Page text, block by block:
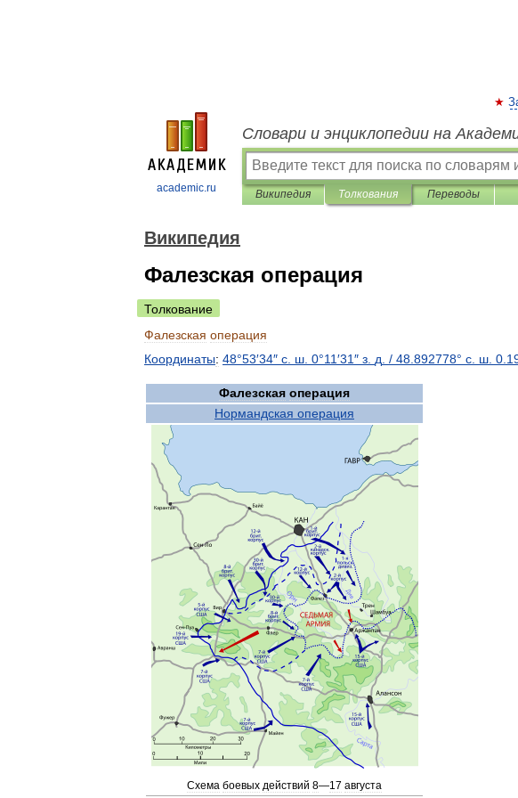
academic.ru
Словари и энциклопедии на
Википедия Толкования Переводы
Википедия
Фалезская операция
Толкование
Фалезская операция
Координаты: 48°53′34″ с ш 0°11′31″ з д / 48 892778° с ш 0
Фалезская операция
Нормандская операция
Схема боевых действий 8—17 августа